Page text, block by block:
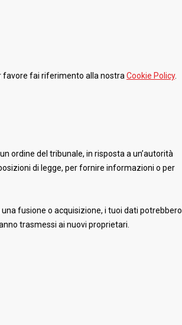
favore fai riferimento alla nostra Cookie Policy.
ordine del tribunale, in risposta a un’autorità
di legge, per fornire informazioni o per
fusione o acquisizione, i tuoi dati potrebbero
trasmessi ai nuovi proprietari.